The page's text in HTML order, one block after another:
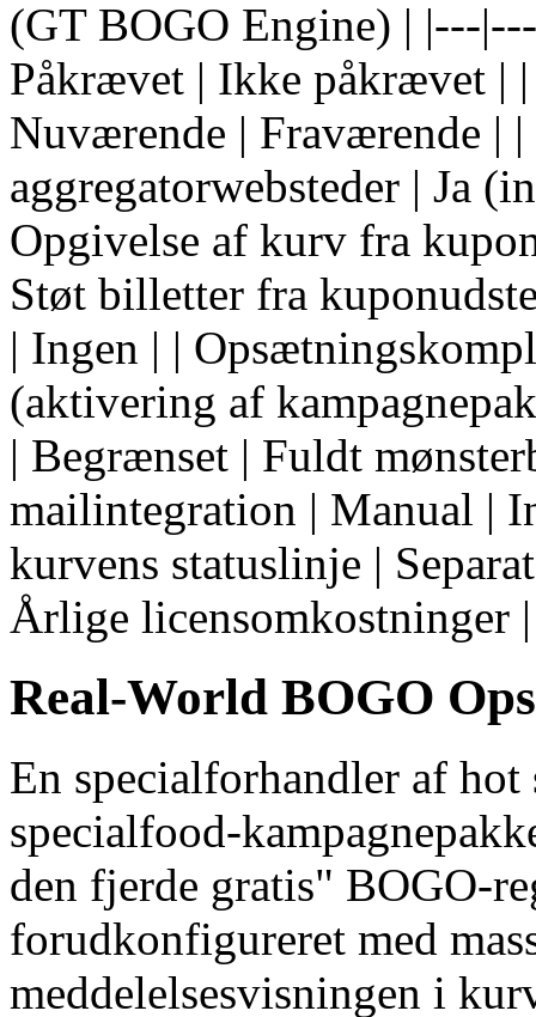
(GT BOGO Engine) | |---
Påkrævet | Ikke påkrævet |
Nuværende | Fraværende |
aggregatorwebsteder | Ja
Opgivelse af kurv fra
Støt billetter fra
| Ingen | |
(aktivering af
| Begrænset | Fuldt
mailintegration | Manual |
kurvens statuslinje |
Årlige licensomkostninger
Real-World BOGO
En specialforhandler af
specialfood-
den fjerde gratis" BOGO-
forudkonfigureret med
meddelelsesvisningen i